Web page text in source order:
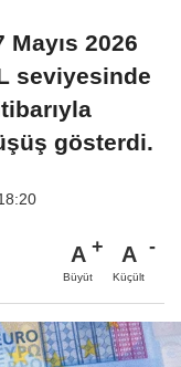
2026
seviyesinde
gösterdi.
A
Büyüt
A
Küçült